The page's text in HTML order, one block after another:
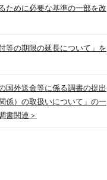
ために必要な基準の一部を改
等の期限の延長について」を
国外送金等に係る調書の提出
係）の取扱いについて」の一
書関連＞